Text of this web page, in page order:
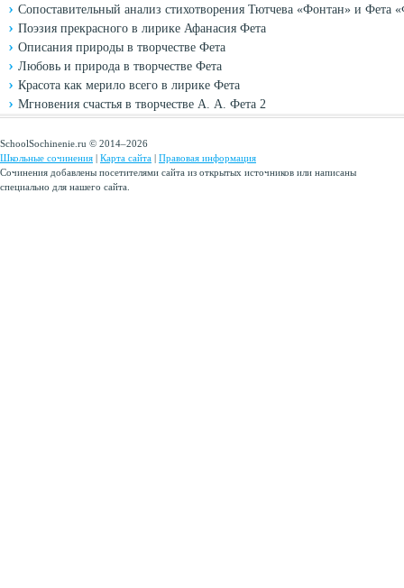
Сопоставительный анализ стихотворения Тютчева «Фонтан» и Фета
Поэзия прекрасного в лирике Афанасия Фета
Описания природы в творчестве Фета
Любовь и природа в творчестве Фета
Красота как мерило всего в лирике Фета
Мгновения счастья в творчестве А. А. Фета 2
SchoolSochinenie.ru © 2014–2026
Школьные сочинения | Карта сайта | Правовая информация
Сочинения добавлены посетителями сайта из открытых источников или написаны
специально для нашего сайта.